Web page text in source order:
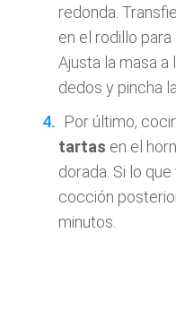
redonda.
en el rodillo
Ajusta la masa
dedos y pincha
Por último,
tartas en el
dorada. Si lo
cocción
minutos.